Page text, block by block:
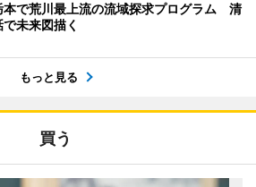
本で荒川最上流の流域探求プログラム 清
未来図描く
もっと見る
買う